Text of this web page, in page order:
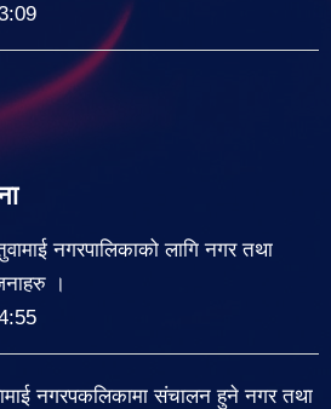
नगरपालिकाको लागि नगर तथा
।
नगरपकलिकामा संचालन हुने नगर तथा